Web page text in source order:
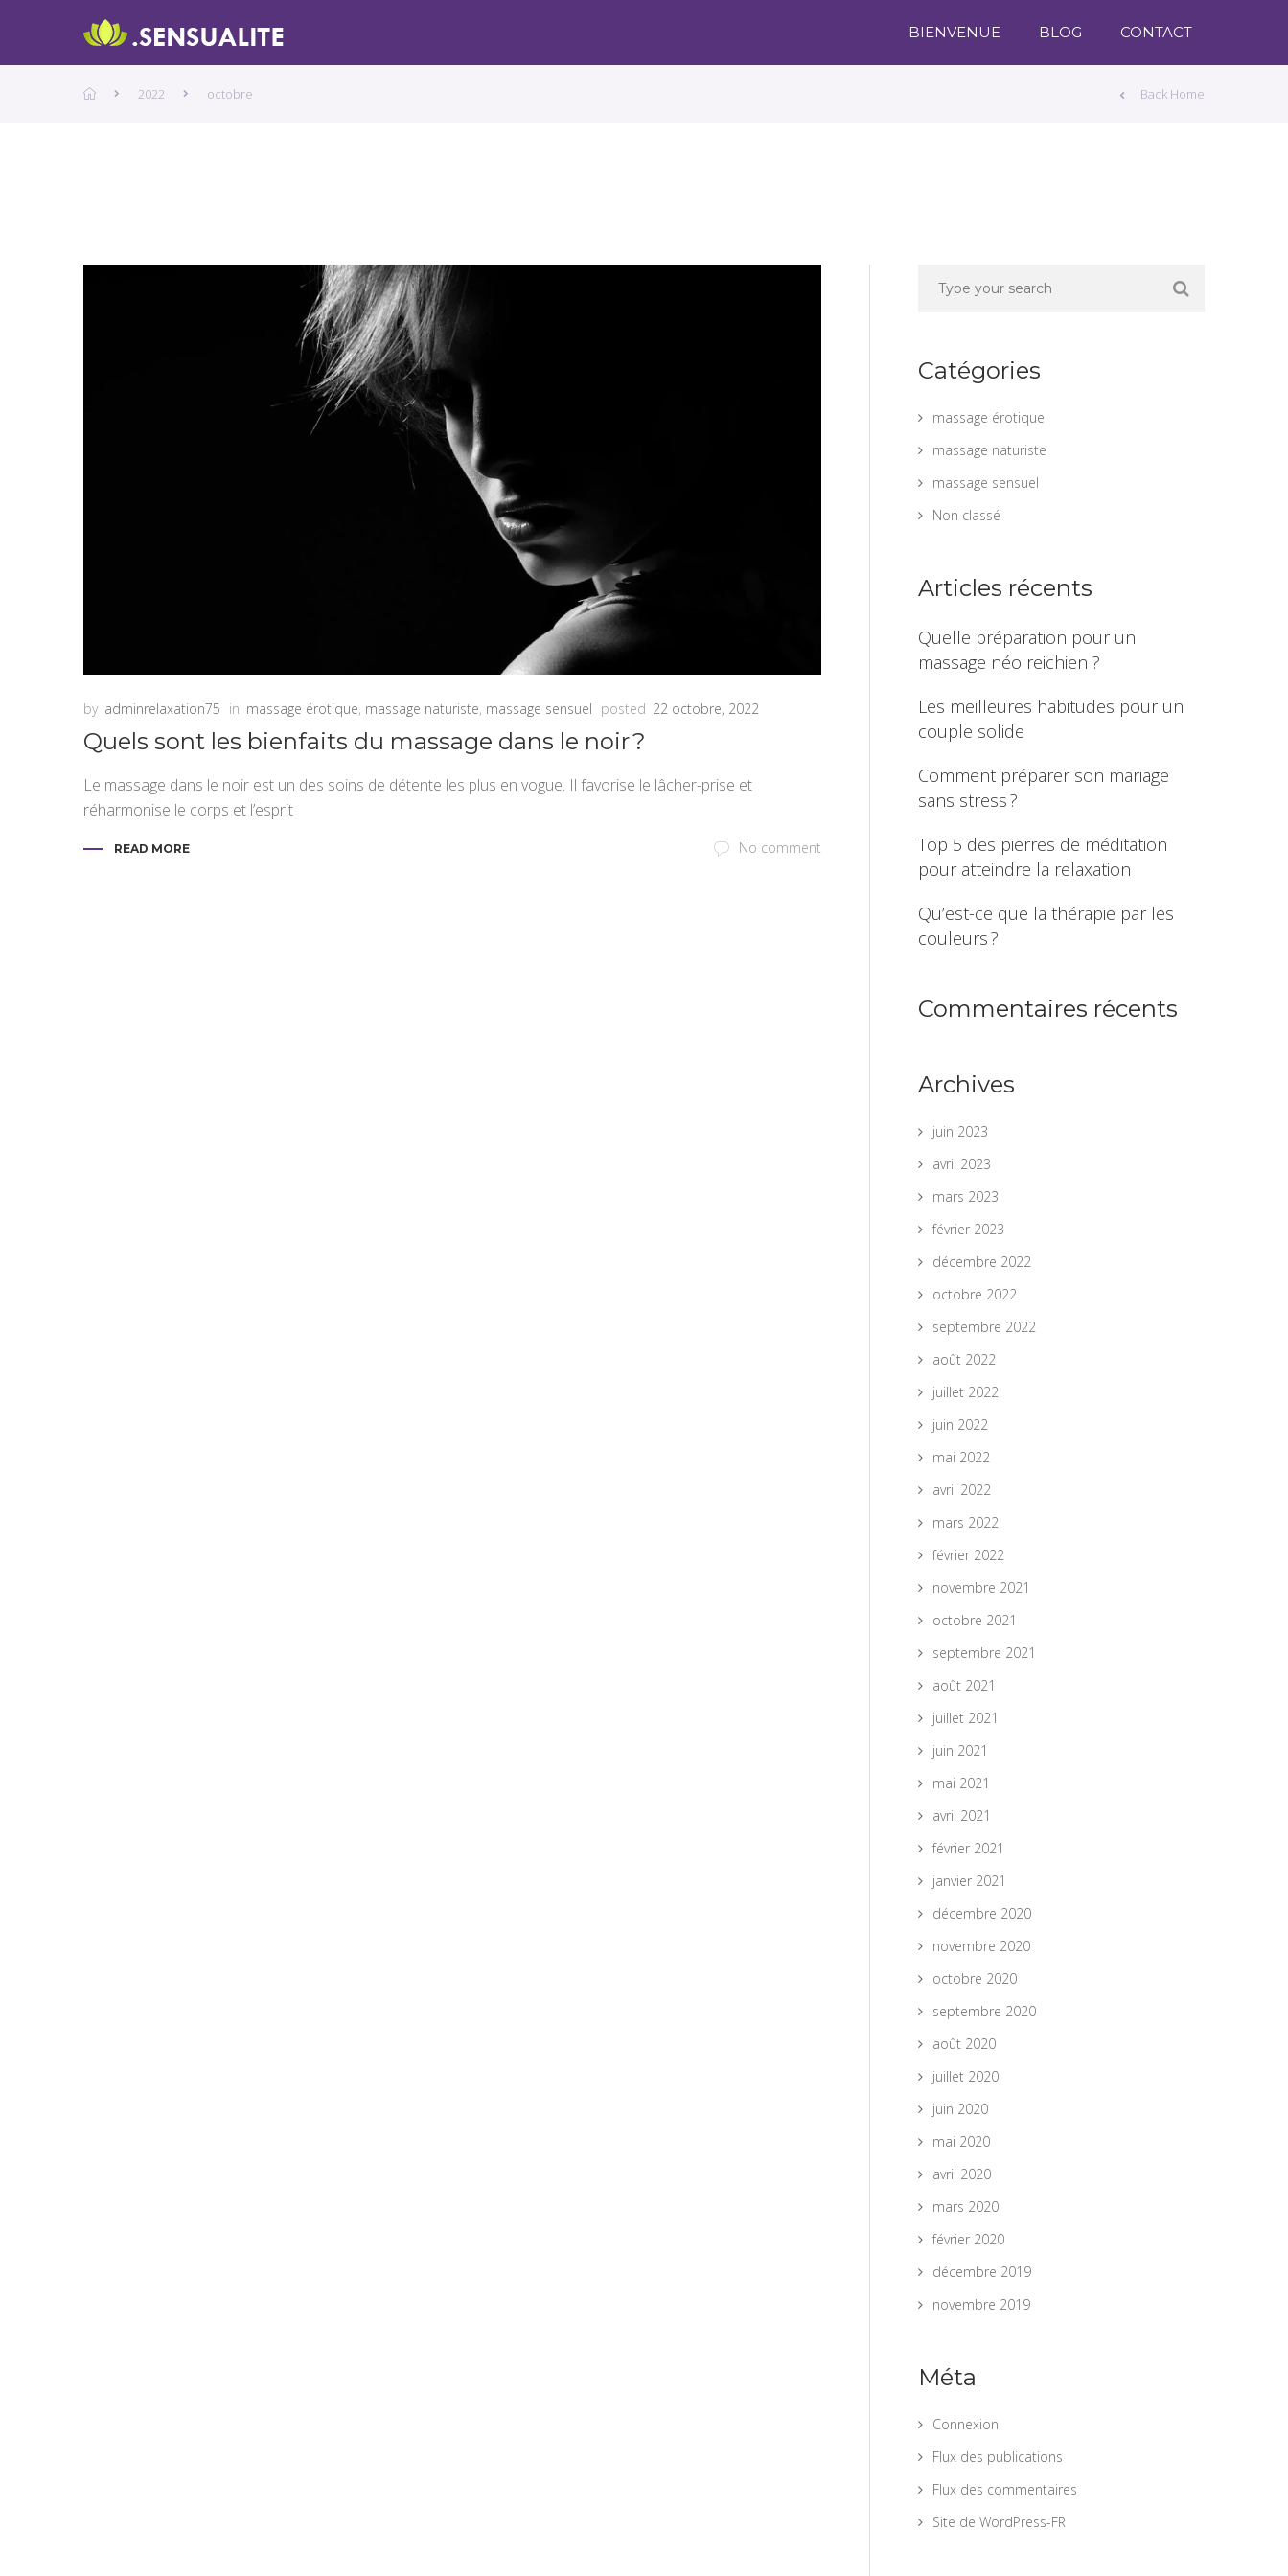
BIENVENUE BLOG CONTACT
2022 octobre Back Home
by adminrelaxation75 in massage érotique, massage naturiste, massage sensuel posted 22 octobre, 2022
Quels sont les bienfaits du massage dans le noir ?
Le massage dans le noir est un des soins de détente les plus en vogue. Il favorise le lâcher-prise et
réharmonise le corps et l’esprit
READ MORE No comment
Catégories
massage érotique
massage naturiste
massage sensuel
Non classé
Articles récents
Quelle préparation pour un
massage néo reichien ?
Les meilleures habitudes pour un
couple solide
Comment préparer son mariage
sans stress ?
Top 5 des pierres de méditation
pour atteindre la relaxation
Qu’est-ce que la thérapie par les
couleurs ?
Commentaires récents
Archives
juin 2023
avril 2023
mars 2023
février 2023
décembre 2022
octobre 2022
septembre 2022
août 2022
juillet 2022
juin 2022
mai 2022
avril 2022
mars 2022
février 2022
novembre 2021
octobre 2021
septembre 2021
août 2021
juillet 2021
juin 2021
mai 2021
avril 2021
février 2021
janvier 2021
décembre 2020
novembre 2020
octobre 2020
septembre 2020
août 2020
juillet 2020
juin 2020
mai 2020
avril 2020
mars 2020
février 2020
décembre 2019
novembre 2019
Méta
Connexion
Flux des publications
Flux des commentaires
Site de WordPress-FR